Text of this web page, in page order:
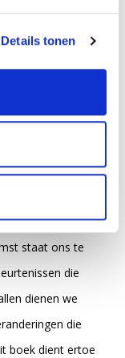
Details tonen
niet opletten
Niet alleen
maar ook met
mens en
ontwikkelingen
stellen: 'wie
centraal
staat ons te
die
dienen we
die
boek dient ertoe